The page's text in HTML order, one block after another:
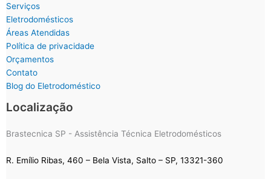
Serviços
Eletrodomésticos
Áreas Atendidas
Política de privacidade
Orçamentos
Contato
Blog do Eletrodoméstico
Localização
Brastecnica SP - Assistência Técnica Eletrodomésticos
R. Emílio Ribas, 460 – Bela Vista, Salto – SP, 13321-360